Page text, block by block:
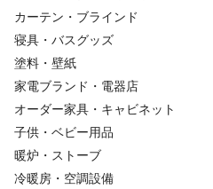
カーテン・ブラインド
寝具・バスグッズ
塗料・壁紙
家電ブランド・電器店
オーダー家具・キャビネット
子供・ベビー用品
暖炉・ストーブ
冷暖房・空調設備